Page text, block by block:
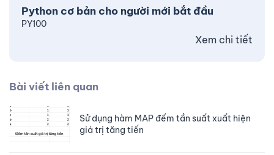
Python cơ bản cho người mới bắt đầu
PY100
Xem chi tiết
Bài viết liên quan
Sử dụng hàm MAP đếm tần suất xuất hiện
giá trị tăng tiến